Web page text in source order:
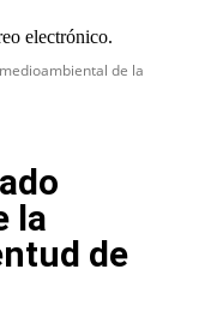
electrónico.
de la
la
de